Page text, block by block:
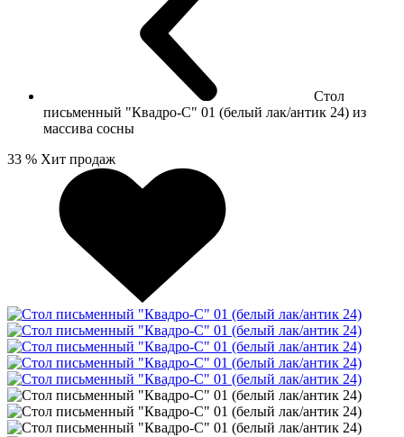
Стол
письменный "Квадро-С" 01 (белый лак/антик 24) из
массива сосны
33 % Хит продаж